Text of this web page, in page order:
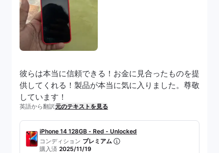
彼らは本当に信頼できる！お金に見合ったものを提
供してくれる！製品が本当に気に入りました。尊敬
しています！
英語から翻訳元のテキストを見る
iPhone 14 128GB - Red - Unlocked
コンディション プレミアム
購入済 2025/11/19